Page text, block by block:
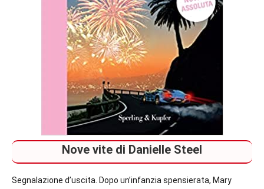
Nove vite di Danielle Steel
Segnalazione d’uscita. Dopo un’infanzia spensierata, Mary